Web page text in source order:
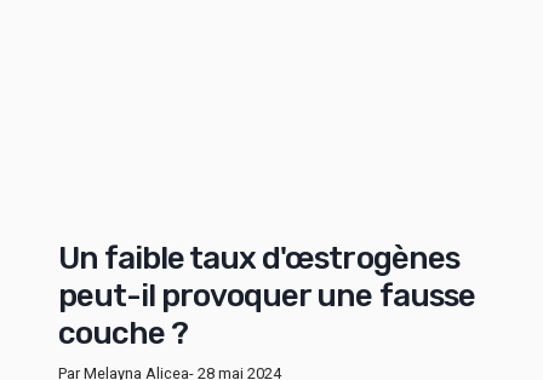
Un faible taux d'œstrogènes
peut-il provoquer une fausse
couche ?
Par Melayna Alicea- 28 mai 2024